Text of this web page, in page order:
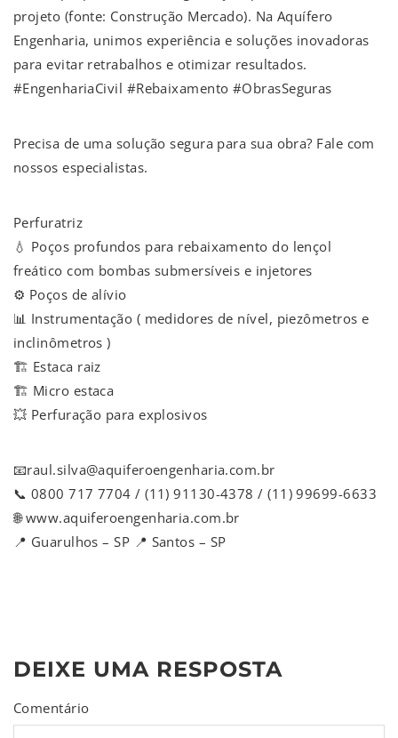
projeto (fonte: Construção Mercado). Na Aquífero
Engenharia, unimos experiência e soluções inovadoras
para evitar retrabalhos e otimizar resultados.
#EngenhariaCivil #Rebaixamento #ObrasSeguras
Precisa de uma solução segura para sua obra? Fale com
nossos especialistas.
Perfuratriz
💧 Poços profundos para rebaixamento do lençol
freático com bombas submersíveis e injetores
⚙️ Poços de alívio
📊 Instrumentação ( medidores de nível, piezômetros e
inclinômetros )
🏗️ Estaca raiz
🏗️ Micro estaca
💥 Perfuração para explosivos
📧raul.silva@aquiferoengenharia.com.br
📞 0800 717 7704 / (11) 91130-4378 / (11) 99699-6633
🌐 www.aquiferoengenharia.com.br
📍 Guarulhos – SP 📍 Santos – SP
DEIXE UMA RESPOSTA
Comentário